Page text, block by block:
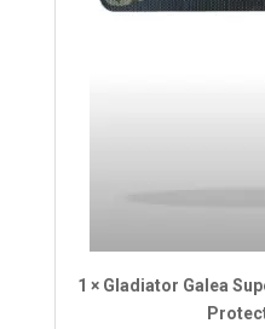
1 × Gladiator Galea